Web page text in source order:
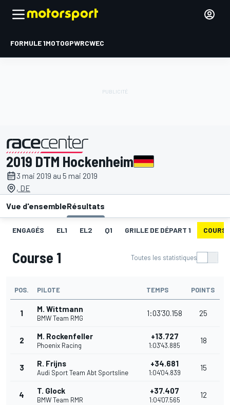
FORMULE 1MOTOGPWRCWEC
présenté par
2019 DTM Hockenheim
3 mai 2019 au 5 mai 2019
, DE
Vue d'ensembleRésultats
ENGAGÉS EL1 EL2 Q1 GRILLE DE DÉPART 1
Course 1 Toutes les statistiques
POS. PILOTE TEMPS POINTS
1 M. Wittmann
BMW Team RMG
1:03'30.158 25
2 M. Rockenfeller
Phoenix Racing
+13.727
1:03'43.885
18
3 R. Frijns
Audi Sport Team Abt Sportsline
+34.681
1:04'04.839
15
4 T. Glock
BMW Team RMR
+37.407
1:04'07.565
12